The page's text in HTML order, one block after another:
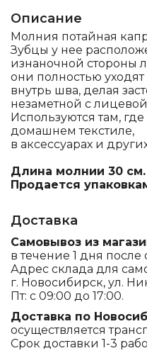
Описание
Молния потайная
Зубцы у нее
изнаночной стороны
они полностью уходят
внутрь шва, делая
незаметной с
Используются там,
домашнем текстиле,
в аксессуарах и
Длина молнии 30 см.
Продается
Доставка
Самовывоз из
в течение 1 дня после
Адрес склада для
г. Новосибирск, ул.
Пт: с 09:00 до 17:00.
Доставка по
осуществляется
Срок доставки 1-3